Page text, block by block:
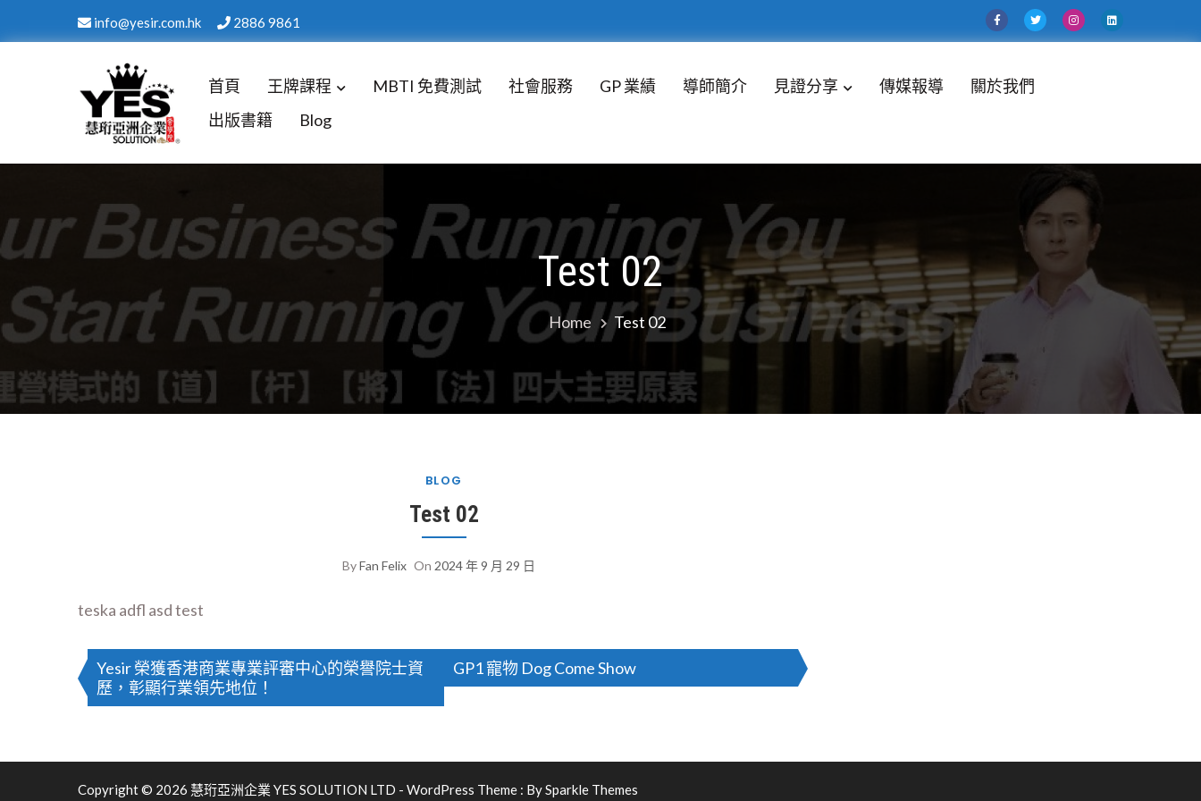
info@yesir.com.hk 2886 9861
慧珩亞洲企業 YES SOLUTION LTD
國際化背景，結合美式最新企業技術注入培訓、立足亞洲市場，致力於為企業提供培訓與管理諮詢解決方案，幫助企業提高職業化管理平台！
首頁 王牌課程 MBTI 免費測試 社會服務 GP 業績 導師簡介 見證分享 傳媒報導
關於我們
出版書籍
Blog
Test 02
Home Test 02
BLOG
Test 02
ByFan Felix On 2024 年 9 月 29 日
teska adfl asd test
Yesir 榮獲香港商業專業評審中心的榮譽院士資
歷，彰顯行業領先地位！
GP1 寵物 Dog Come Show
Copyright © 2026 慧珩亞洲企業 YES SOLUTION LTD - WordPress Theme : BySparkle Themes